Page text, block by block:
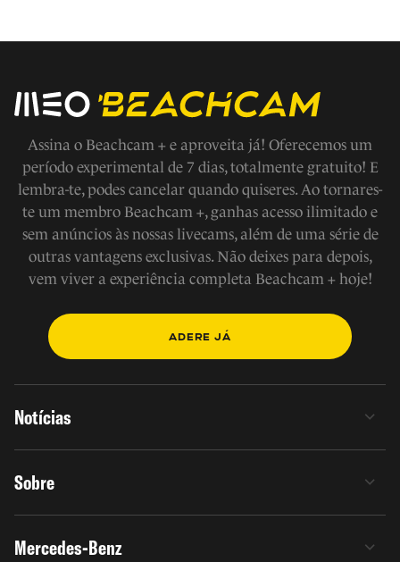
Assina o Beachcam + e aproveita já! Oferecemos um
período experimental de 7 dias, totalmente gratuito! E
lembra-te, podes cancelar quando quiseres. Ao tornares-
te um membro Beachcam +, ganhas acesso ilimitado e
sem anúncios às nossas livecams, além de uma série de
outras vantagens exclusivas. Não deixes para depois,
vem viver a experiência completa Beachcam + hoje!
ADERE JÁ
Notícias
Sobre
Mercedes-Benz